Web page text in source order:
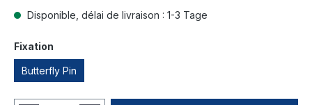
Disponible, délai de livraison : 1-3 Tage
Fixation
Butterfly Pin